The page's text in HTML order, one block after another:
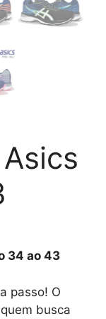
34 ao 43
passo! O
busca